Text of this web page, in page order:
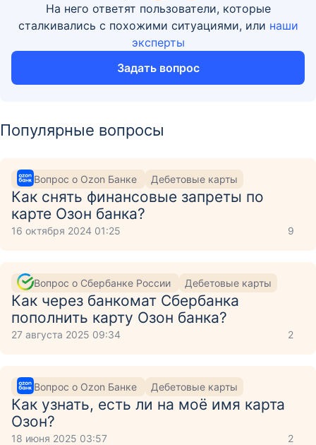
На него ответят пользователи, которые
сталкивались с похожими ситуациями, или наши
эксперты
Задать вопрос
Популярные вопросы
Вопрос о Ozon Банке Дебетовые карты
Как снять финансовые запреты по
карте Озон банка?
16 октября 2024 01:25 9
Вопрос о Сбербанке России Дебетовые карты
Как через банкомат Сбербанка
пополнить карту Озон банка?
27 августа 2025 09:34 2
Вопрос о Ozon Банке Дебетовые карты
Как узнать, есть ли на моё имя карта
Озон?
18 июня 2025 03:57 2